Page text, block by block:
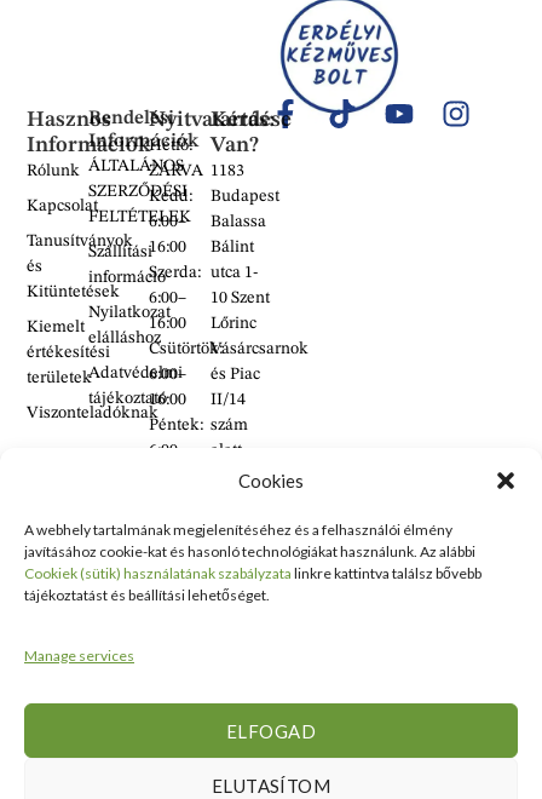
Cookies
A webhely tartalmának megjelenítéséhez és a felhasználói élmény
javításához cookie-kat és hasonló technológiákat használunk. Az alábbi
Cookiek (sütik) használatának szabályzata linkre kattintva találsz bővebb
tájékoztatást és beállítási lehetőséget.
Manage services
ELFOGAD
ELUTASÍTOM
Hasznos
Információk
Rólunk
Kapcsolat
Tanusítványok
és
Kitüntetések
Kiemelt
értékesítési
területek
Viszonteladóknak
Rendelési
Információk
ÁLTALÁNOS
SZERZŐDÉSI
FELTÉTELEK
Szállítási
információ
Nyilatkozat
elálláshoz
Adatvédelmi
tájékoztató
Kérdése
Van?
1183
Budapest
Balassa
Bálint
utca 1-
10 Szent
Lőrinc
Vásárcsarnok
és Piac
II/14
szám
alatt
található
+36 30
938
2626
Nyitvatartás:
Hétfő:
ZÁRVA
Kedd:
6:00–
16:00
Szerda:
6:00–
16:00
Csütörtök:
6:00–
16:00
Péntek:
6:00–
6:00–
14:00
Vasárnap:
ZÁRVA